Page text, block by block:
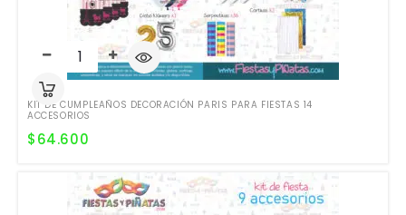
KIT DE CUMPLEAÑOS DECORACIÓN PARIS PARA FIESTAS 14
ACCESORIOS
$64.600